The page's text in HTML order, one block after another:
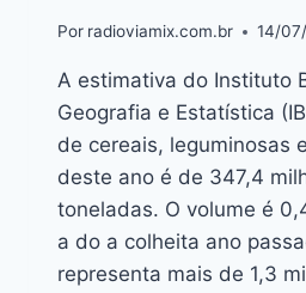
Por radioviamix.com.br 14/
A estimativa do Instituto
Geografia e Estatística
de cereais, leguminosas
deste ano é de 347,4
toneladas. O volume é
a do a colheita ano
representa mais de 1,3